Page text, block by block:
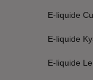
E-liquide
E-liquide
E-liquide